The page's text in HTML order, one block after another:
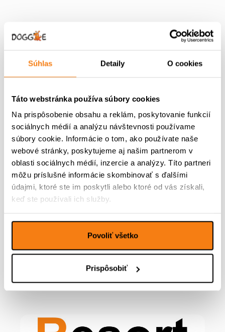
Súhlas Detaily O cookies
Táto webstránka používa súbory cookies
Na prispôsobenie obsahu a reklám, poskytovanie funkcií
sociálnych médií a analýzu návštevnosti používame
súbory cookie. Informácie o tom, ako používate naše
webové stránky, poskytujeme aj našim partnerom v
oblasti sociálnych médií, inzercie a analýzy. Títo partneri
môžu príslušné informácie skombinovať s ďalšími
údajmi, ktoré ste im poskytli alebo ktoré od vás získali,
keď ste používali ich služby.
Povoliť všetko
Prispôsobiť
Naši inštruktori – cvičiská
BA, PK, NR, NMnV
Dana Hrašková– inštruktorka základnej
poslušnosti psov v BA a PK
Veronika Oškerová – inštruktorka
základnej poslušnosti psov v BA a PK
Peter Matejov
– inštruktor základnej
poslušnosti psov v NR a NMnV
Janka Macháčová– inštruktorka